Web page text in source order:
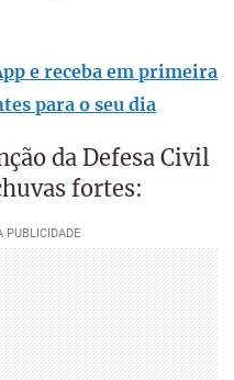
e receba em primeira
para o seu dia
da Defesa Civil
fortes: